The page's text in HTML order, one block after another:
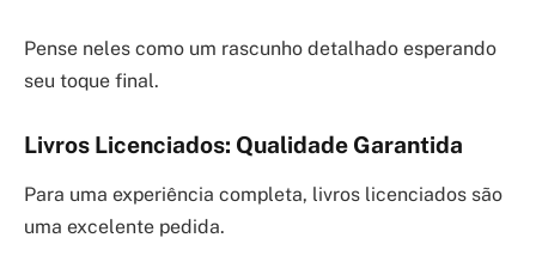
Pense neles como um rascunho detalhado esperando
seu toque final.
Livros Licenciados: Qualidade Garantida
Para uma experiência completa, livros licenciados são
uma excelente pedida.